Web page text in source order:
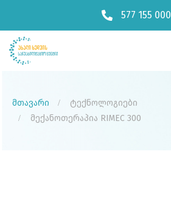
577 155 000
მთავარი
ტექნოლოგიები
მექანოთერაპია RIMEC 300